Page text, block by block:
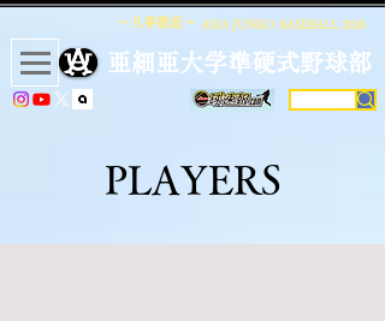
〜凡事徹底〜 ASIA JUNKO BASEBALL 2026
​亜細亜大学準硬式野球部
PLAYERS